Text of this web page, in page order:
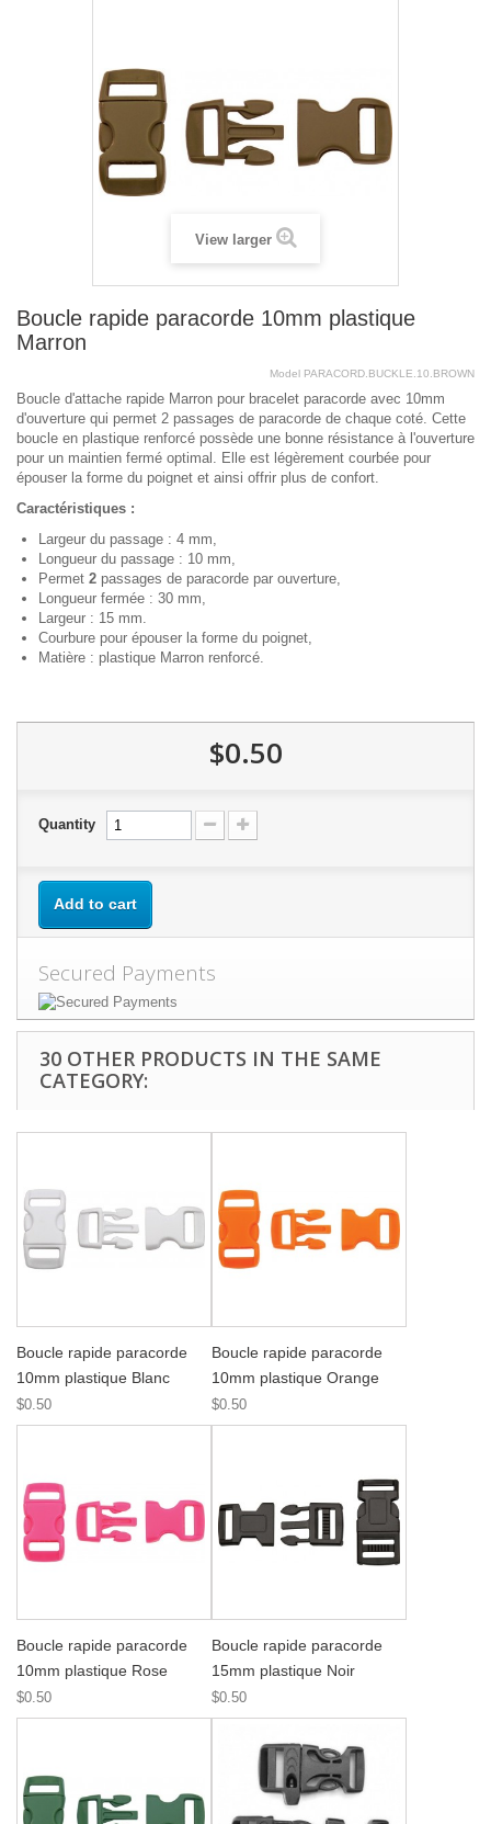
View larger
Boucle rapide paracorde 10mm plastique
Marron
Model PARACORD.BUCKLE.10.BROWN
Boucle d'attache rapide Marron pour bracelet paracorde avec 10mm
d'ouverture qui permet 2 passages de paracorde de chaque coté. Cette
boucle en plastique renforcé possède une bonne résistance à l'ouverture
pour un maintien fermé optimal. Elle est légèrement courbée pour
épouser la forme du poignet et ainsi offrir plus de confort.
Caractéristiques :
Largeur du passage : 4 mm,
Longueur du passage : 10 mm,
Permet 2 passages de paracorde par ouverture,
Longueur fermée : 30 mm,
Largeur : 15 mm.
Courbure pour épouser la forme du poignet,
Matière : plastique Marron renforcé.
$0.50
Quantity
Add to cart
Secured Payments
30 OTHER PRODUCTS IN THE SAME
CATEGORY:
Boucle rapide paracorde
10mm plastique Blanc
$0.50
Boucle rapide paracorde
10mm plastique Orange
$0.50
Boucle rapide paracorde
10mm plastique Rose
$0.50
Boucle rapide paracorde
15mm plastique Noir
$0.50